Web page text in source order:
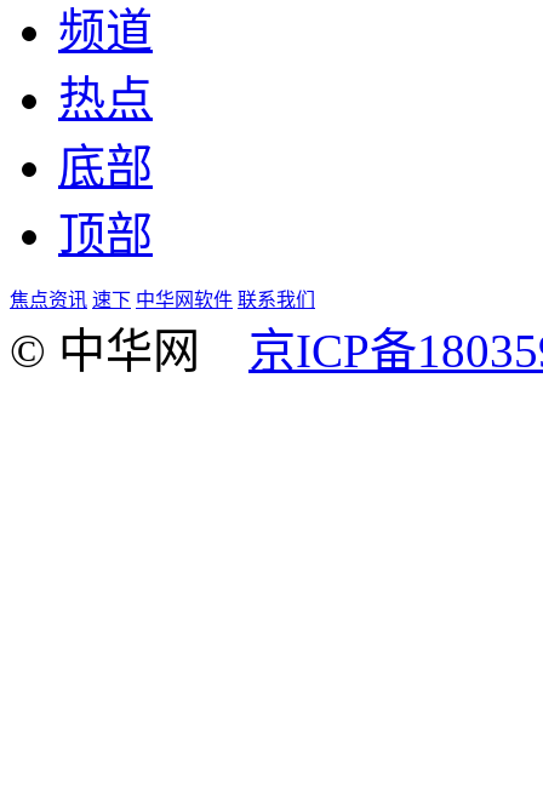
频道
热点
底部
顶部
焦点资讯 速下 中华网软件 联系我们
© 中华网 京ICP备